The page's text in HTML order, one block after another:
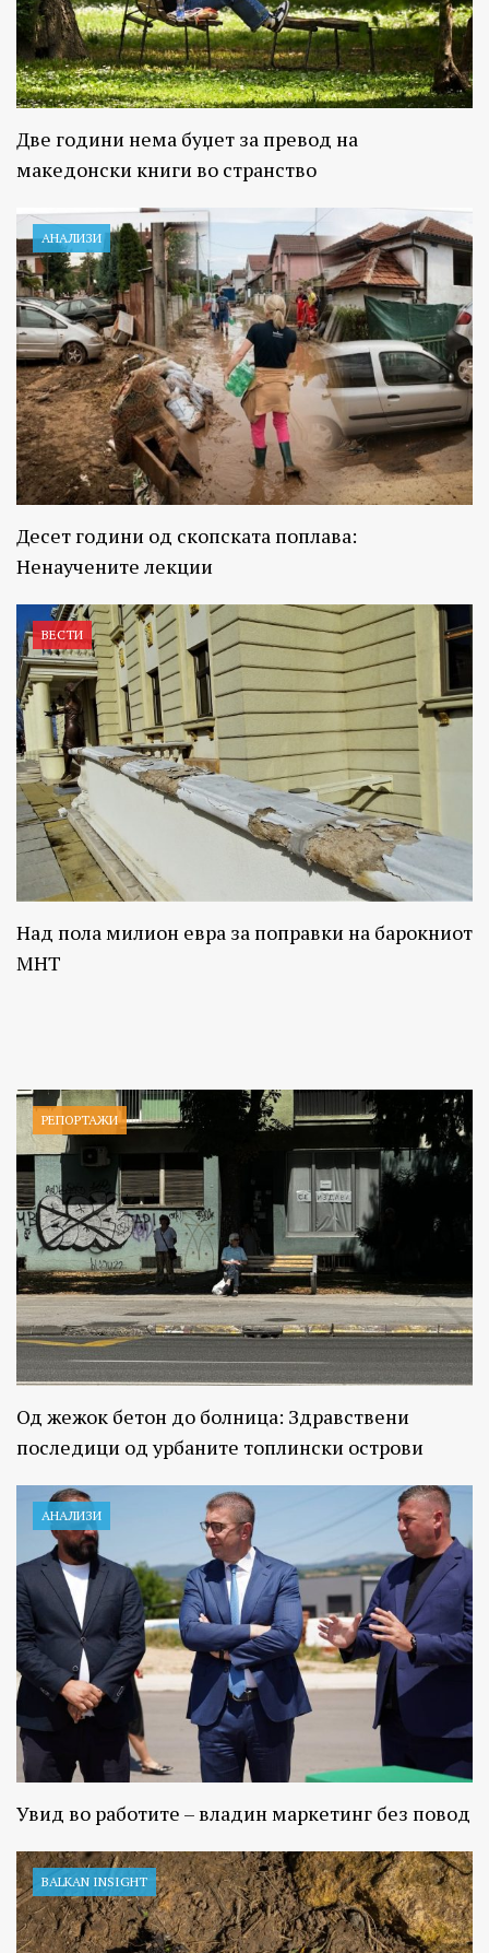
Две години нема буџет за превод на
македонски книги во странство
АНАЛИЗИ
Десет години од скопската поплава:
Ненаучените лекции
ВЕСТИ
Над пола милион евра за поправки на барокниот
МНТ
РЕПОРТАЖИ
Од жежок бетон до болница: Здравствени
последици од урбаните топлински острови
АНАЛИЗИ
Увид во работите – владин маркетинг без повод
BALKAN INSIGHT